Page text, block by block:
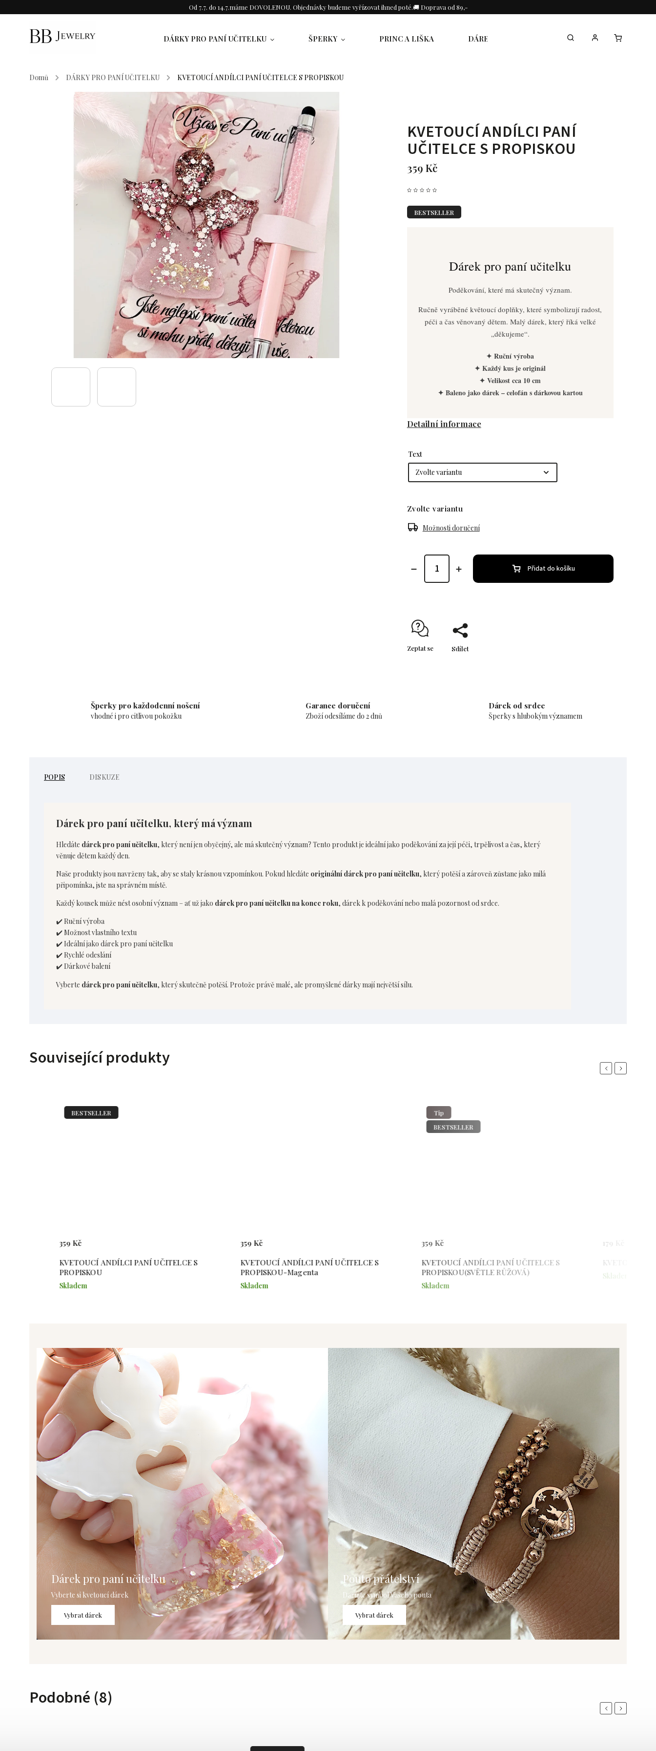
Od 7.7. do 14.7.máme DOVOLENOU. Objednávky budeme vyřízovat ihned poté.🚚 Doprava od 89,-
DÁRKY PRO PANÍ UČITELKU ŠPERKY PRINC A LIŠKA DÁREK KE DNI MAMINEK KOLEKCE
Domů / DÁRKY PRO PANÍ UČITELKU / KVETOUCÍ ANDÍLCI PANÍ UČITELCE S PROPISKOU
KVETOUCÍ ANDÍLCI PANÍ
UČITELCE S PROPISKOU
359 Kč
BESTSELLER
Dárek pro paní učitelku
Poděkování, které má skutečný význam.
Ručně vyráběné květoucí doplňky, které symbolizují radost,
péči a čas věnovaný dětem. Malý dárek, který říká velké
„děkujeme“.
✦ Ruční výroba
✦ Každý kus je originál
✦ Velikost cca 10 cm
✦ Baleno jako dárek – celofán s dárkovou kartou
Detailní informace
Text
Zvolte variantu
Možnosti doručení
Přidat do košíku
Zeptat se Sdílet
Šperky pro každodenní nošení
vhodné i pro citlivou pokožku
Garance doručení
Zboží odesíláme do 2 dnů
Dárek od srdce
Šperky s hlubokým významem
POPIS DISKUZE
Dárek pro paní učitelku, který má význam
Hledáte dárek pro paní učitelku, který není jen obyčejný, ale má skutečný význam? Tento produkt je ideální jako poděkování za její péči, trpělivost a čas, který
věnuje dětem každý den.
Naše produkty jsou navrženy tak, aby se staly krásnou vzpomínkou. Pokud hledáte originální dárek pro paní učitelku, který potěší a zároveň zůstane jako milá
připomínka, jste na správném místě.
Každý kousek může nést osobní význam – ať už jako dárek pro paní učitelku na konec roku, dárek k poděkování nebo malá pozornost od srdce.
✔️ Ruční výroba
✔️ Možnost vlastního textu
✔️ Ideální jako dárek pro paní učitelku
✔️ Rychlé odeslání
✔️ Dárkové balení
Vyberte dárek pro paní učitelku, který skutečně potěší. Protože právě malé, ale promyšlené dárky mají největší sílu.
Související produkty Previous
BESTSELLER
KVETOUCÍ ANDÍLCI PANÍ UČITELCE S
PROPISKOU
Skladem
KVETOUCÍ ANDÍLCI PANÍ UČITELCE S
PROPISKOU-Magenta
Skladem
BESTSELLER
KVETOUCÍ ANDÍLCI PANÍ UČITELCE S
PROPISKOU(SVĚTLE RŮŽOVÁ)
Skladem
KVETOUCÍ
Skladem
Next
Dárek pro paní učitelku
Vyberte si kvetoucí dárek
Vybrat dárek
Pouto přátelství
Darujte symbol Vašeho pouta
Vybrat dárek
Podobné (8) PreviousNext